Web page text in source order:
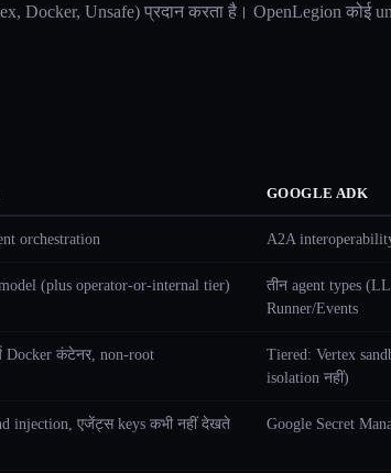
Docker, Unsafe) प्रदान करता है। OpenLegion कोई
GOOGLE ADK
orchestration A2A
(plus operator-or-internal tier)
तीन agent types
Runner/Events
Docker कंटेनर, non-root
Tiered: Vertex
isolation नहीं)
injection, एजेंट्स keys कभी नहीं देखते Google Secret